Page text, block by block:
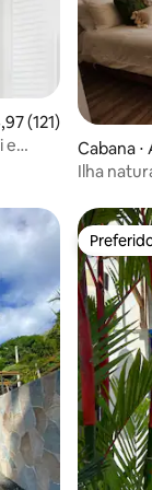
de uma avaliação
(121)
e
Cabana
Ilha